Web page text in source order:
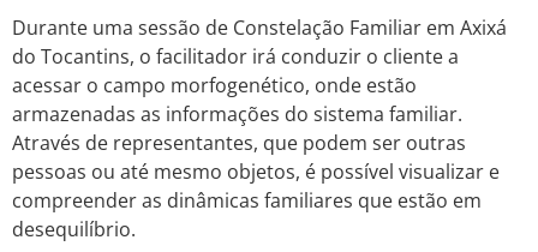
Durante uma sessão de Constelação Familiar em Axixá
do Tocantins, o facilitador irá conduzir o cliente a
acessar o campo morfogenético, onde estão
armazenadas as informações do sistema familiar.
Através de representantes, que podem ser outras
pessoas ou até mesmo objetos, é possível visualizar e
compreender as dinâmicas familiares que estão em
desequilíbrio.